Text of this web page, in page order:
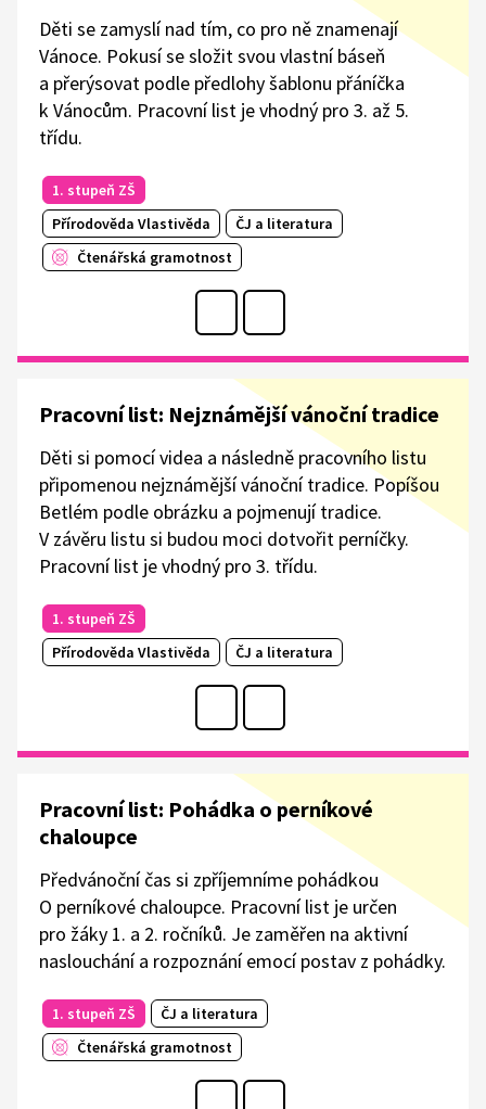
Děti se zamyslí nad tím, co pro ně znamenají
Vánoce. Pokusí se složit svou vlastní báseň
a přerýsovat podle předlohy šablonu přáníčka
k Vánocům. Pracovní list je vhodný pro 3. až 5.
třídu.
1. stupeň ZŠ
Přírodověda Vlastivěda
ČJ a literatura
Čtenářská gramotnost
Pracovní list: Nejznámější vánoční tradice
Děti si pomocí videa a následně pracovního listu
připomenou nejznámější vánoční tradice. Popíšou
Betlém podle obrázku a pojmenují tradice.
V závěru listu si budou moci dotvořit perníčky.
Pracovní list je vhodný pro 3. třídu.
1. stupeň ZŠ
Přírodověda Vlastivěda
ČJ a literatura
Pracovní list: Pohádka o perníkové
chaloupce
Předvánoční čas si zpříjemníme pohádkou
O perníkové chaloupce. Pracovní list je určen
pro žáky 1. a 2. ročníků. Je zaměřen na aktivní
naslouchání a rozpoznání emocí postav z pohádky.
1. stupeň ZŠ
ČJ a literatura
Čtenářská gramotnost